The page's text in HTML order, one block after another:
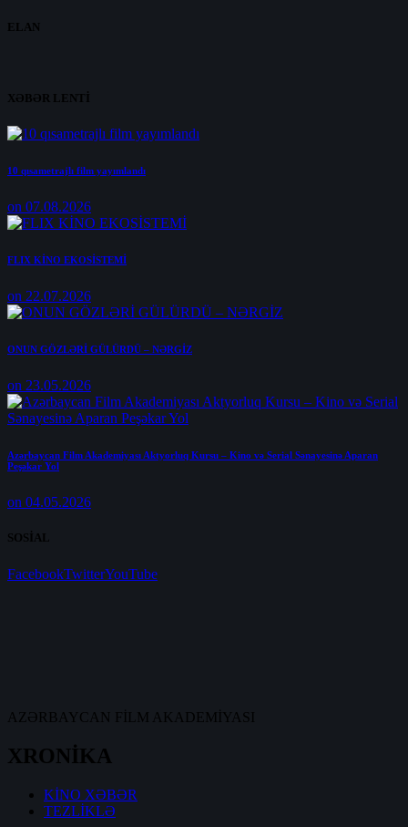
ELAN
XƏBƏR LENTİ
10 qısametrajlı film yayımlandı
on 07.08.2026
FLIX KİNO EKOSİSTEMİ
on 22.07.2026
ONUN GÖZLƏRİ GÜLÜRDÜ – NƏRGİZ
on 23.05.2026
Azərbaycan Film Akademiyası Aktyorluq Kursu – Kino və Serial Sənayesinə Aparan
Peşəkar Yol
on 04.05.2026
SOSİAL
FacebookTwitterYouTube
AZƏRBAYCAN FİLM AKADEMİYASI
XRONİKA
KİNO XƏBƏR
TEZLİKLƏ